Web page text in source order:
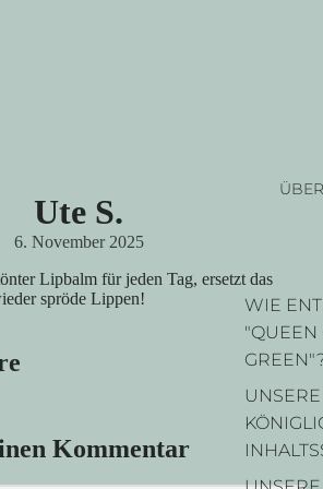
WIE
"QUEEN
UNSERE
Ute S.
6. November 2025
Lipbalm für jeden Tag, ersetzt das
spröde Lippen!
Kommentar